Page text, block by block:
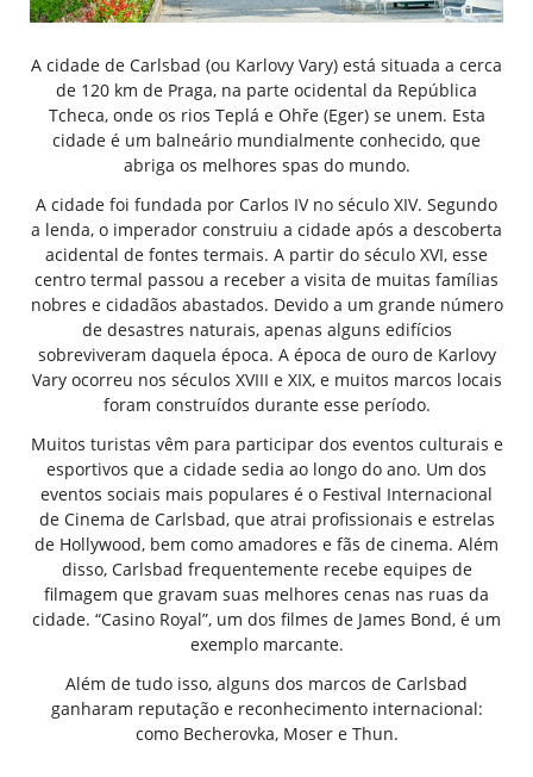
A cidade de Carlsbad (ou Karlovy Vary) está situada a cerca
de 120 km de Praga, na parte ocidental da República
Tcheca, onde os rios Teplá e Ohře (Eger) se unem. Esta
cidade é um balneário mundialmente conhecido, que
abriga os melhores spas do mundo.
A cidade foi fundada por Carlos IV no século XIV. Segundo
a lenda, o imperador construiu a cidade após a descoberta
acidental de fontes termais. A partir do século XVI, esse
centro termal passou a receber a visita de muitas famílias
nobres e cidadãos abastados. Devido a um grande número
de desastres naturais, apenas alguns edifícios
sobreviveram daquela época. A época de ouro de Karlovy
Vary ocorreu nos séculos XVIII e XIX, e muitos marcos locais
foram construídos durante esse período.
Muitos turistas vêm para participar dos eventos culturais e
esportivos que a cidade sedia ao longo do ano. Um dos
eventos sociais mais populares é o Festival Internacional
de Cinema de Carlsbad, que atrai profissionais e estrelas
de Hollywood, bem como amadores e fãs de cinema. Além
disso, Carlsbad frequentemente recebe equipes de
filmagem que gravam suas melhores cenas nas ruas da
cidade. “Casino Royal”, um dos filmes de James Bond, é um
exemplo marcante.
Além de tudo isso, alguns dos marcos de Carlsbad
ganharam reputação e reconhecimento internacional:
como Becherovka, Moser e Thun.